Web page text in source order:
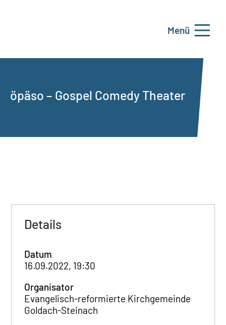
Menü
öpäso – Gospel Comedy Theater
Details
Datum
16.09.2022, 19:30
Organisator
Evangelisch-reformierte Kirchgemeinde
Goldach-Steinach